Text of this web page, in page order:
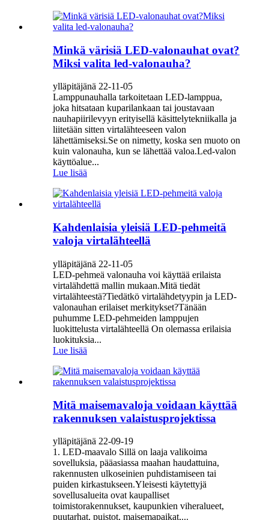
Minkä värisiä LED-valonauhat ovat?
Miksi valita led-valonauha?
ylläpitäjänä 22-11-05
Lamppunauhalla tarkoitetaan LED-lamppua,
joka hitsataan kuparilankaan tai joustavaan
nauhapiirilevyyn erityisellä käsittelytekniikalla ja
liitetään sitten virtalähteeseen valon
lähettämiseksi.Se on nimetty, koska sen muoto on
kuin valonauha, kun se lähettää valoa.Led-valon
käyttöalue...
Lue lisää
Kahdenlaisia ​​yleisiä LED-pehmeitä
valoja virtalähteellä
ylläpitäjänä 22-11-05
LED-pehmeä valonauha voi käyttää erilaista
virtalähdettä mallin mukaan.Mitä tiedät
virtalähteestä?Tiedätkö virtalähdetyypin ja LED-
valonauhan erilaiset merkitykset?Tänään
puhumme LED-pehmeiden lamppujen
luokittelusta virtalähteellä On olemassa erilaisia ​​
luokituksia...
Lue lisää
Mitä maisemavaloja voidaan käyttää
rakennuksen valaistusprojektissa
ylläpitäjänä 22-09-19
1. LED-maavalo Sillä on laaja valikoima
sovelluksia, pääasiassa maahan haudattuina,
rakennusten ulkoseinien puhdistamiseen tai
puiden kirkastukseen.Yleisesti käytettyjä
sovellusalueita ovat kaupalliset
toimistorakennukset, kaupunkien viheralueet,
puutarhat, puistot, maisemapaikat,...